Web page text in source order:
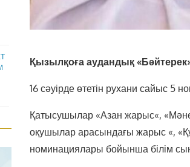
Қызылқоға аудандық «Бәйтерек
16 сәуірде өтетін рухани сайыс 5 но
Қатысушылар «Азан жарыс«, «Мән
оқушылар арасындағы жарыс «, «Қ
номинациялары бойынша білім сы